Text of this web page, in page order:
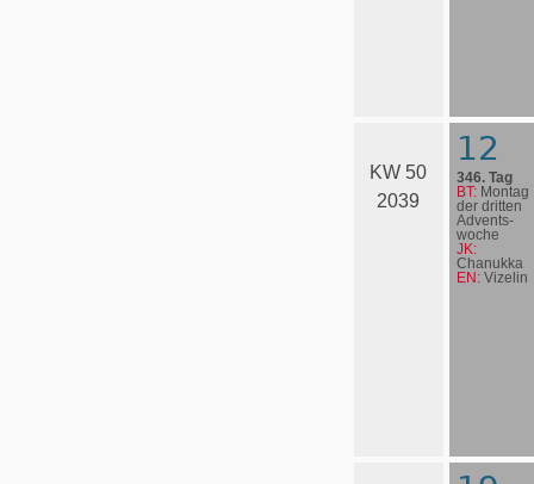
KW 50
2039
12
346. Tag
BT: Montag
der dritten
Advents­
woche
JK:
Chanukka
EN: Vizelin